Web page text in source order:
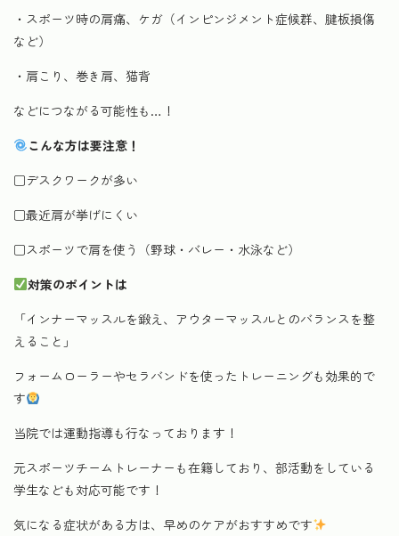
・スポーツ時の肩痛、ケガ（インピンジメント症候群、腱板損傷
など）
・肩こり、巻き肩、猫背
などにつながる可能性も…！
こんな方は要注意！
□デスクワークが多い
□最近肩が挙げにくい
□スポーツで肩を使う（野球・バレー・水泳など）
対策のポイントは
「インナーマッスルを鍛え、アウターマッスルとのバランスを整
えること」
フォームローラーやセラバンドを使ったトレーニングも効果的で
す
当院では運動指導も行なっております！
元スポーツチームトレーナーも在籍しており、部活動をしている
学生なども対応可能です！
気になる症状がある方は、早めのケアがおすすめです